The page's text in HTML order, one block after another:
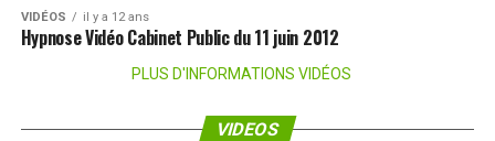
VIDÉOS il y a 12 ans
Hypnose Vidéo Cabinet Public du 11 juin 2012
PLUS D'INFORMATIONS VIDÉOS
VIDEOS